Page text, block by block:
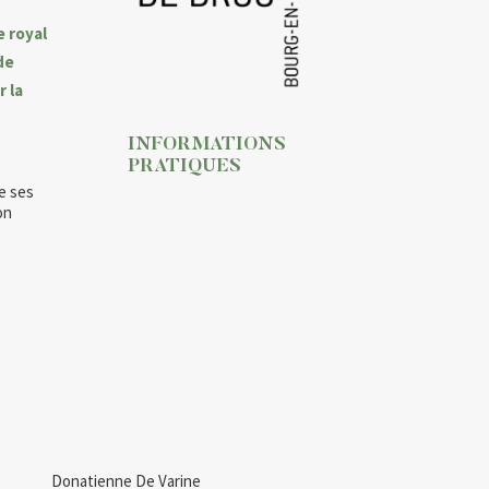
royal
la
ses
INFORMATIONS
PRATIQUES
Donatienne De Varine